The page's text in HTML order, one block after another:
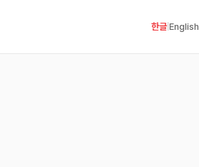
한글 English